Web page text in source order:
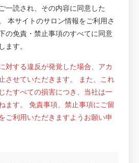
一読され、その内容に同意した
本サイトのサロン情報をご利用さ
の免責・禁止事項のすべてに同意
ます。
対する違反が発覚した場合、アカ
させていただきます。 また、これ
たすべての損害につき、当社は一
ます。 免責事項、禁止事項にご留
ご利用いただきますようお願い申